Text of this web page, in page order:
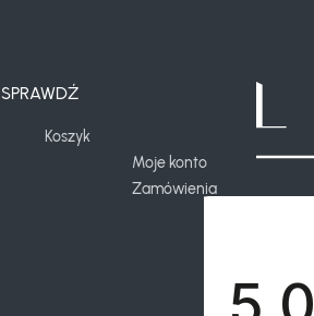
SPRAWDŹ
Koszyk
Moje konto
Zamówienia